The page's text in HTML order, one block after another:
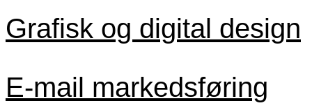
Grafisk og digital design
E-mail markedsføring